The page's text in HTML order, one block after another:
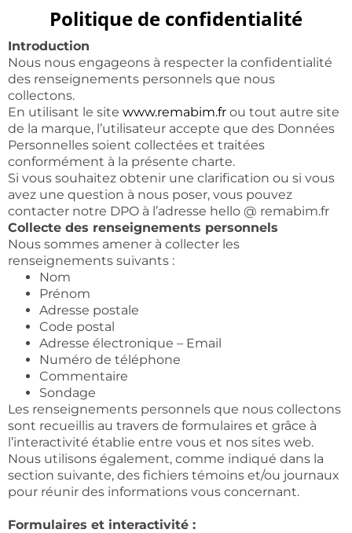
Politique de confidentialité
Introduction
Nous nous engageons à respecter la confidentialité
des renseignements personnels que nous
collectons.
En utilisant le site www.remabim.fr ou tout autre site
de la marque, l’utilisateur accepte que des Données
Personnelles soient collectées et traitées
conformément à la présente charte.
Si vous souhaitez obtenir une clarification ou si vous
avez une question à nous poser, vous pouvez
contacter notre DPO à l’adresse hello @ remabim.fr
Collecte des renseignements personnels
Nous sommes amener à collecter les
renseignements suivants :
Nom
Prénom
Adresse postale
Code postal
Adresse électronique – Email
Numéro de téléphone
Commentaire
Sondage
Les renseignements personnels que nous collectons
sont recueillis au travers de formulaires et grâce à
l’interactivité établie entre vous et nos sites web.
Nous utilisons également, comme indiqué dans la
section suivante, des fichiers témoins et/ou journaux
pour réunir des informations vous concernant.
Formulaires et interactivité :